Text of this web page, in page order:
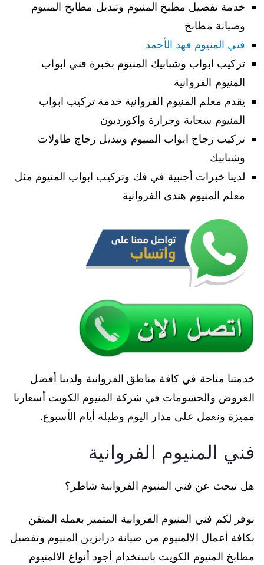
خدمة تفصيل مطبخ المنيوم وتبديل مطابخ المنيوم
وصيانة مطابخ
فني المنيوم فهد الأحمد
تركيب ابواب وشبابيك المنيوم بخبرة فني ابواب
المنيوم الفروانية
يقدم معلم المنيوم الفروانية خدمة تركيب ابواب
المنيوم سحابة وجرارة واكورديون
تركيب زجاج ابواب المنيوم وتبديل زجاج طاولات
وشبابيك
لدينا خبرات أجنبية في فك وتركيب ابواب المنيوم مثل
معلم المنيوم هندي الفروانية
خدمتنا متاحة في كافة مناطق الفروانية ولدينا أفضل
العروض والحسومات في شركة المنيوم الكويت أسعارنا
مميزة ونعمل على مدار اليوم وطيلة أيام الأسبوع.
فني المنيوم الفروانية
هل تبحث عن فني المنيوم الفروانية شاطر؟
نوفر لكم فني المنيوم الفروانية المتميز بعمله المتقن
بكافة أعمال الالمنيوم من صيانة درابزين المنيوم وتفصيل
مطابخ المنيوم الكويت باستخدام أجود أنواع الالمنيوم